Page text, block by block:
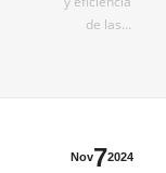
de las…
Nov72024